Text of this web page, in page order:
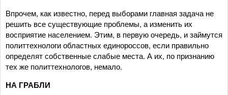
Впрочем, как известно, перед выборами главная задача не
решить все существующие проблемы, а изменить их
восприятие населением. Этим, в первую очередь, и займутся
политтехнологи областных единороссов, если правильно
определят собственные слабые места. А их, по признанию
тех же политтехнологов, немало.
НА ГРАБЛИ